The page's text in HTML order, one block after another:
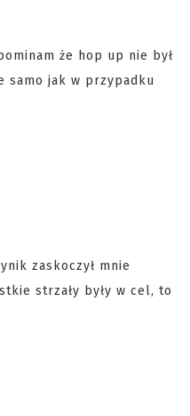
że hop up nie był
samo jak w przypadku
zaskoczył mnie
strzały były w cel, to